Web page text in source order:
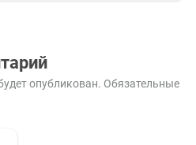
опубликован. Обязательные